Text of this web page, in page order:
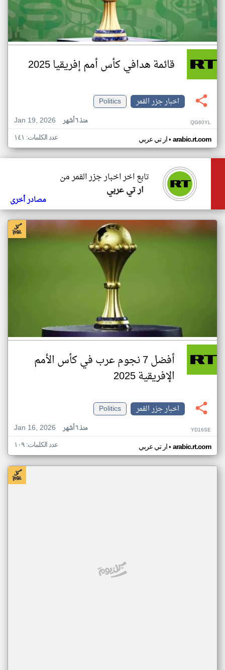
قائمة هدافي كأس أمم إفريقيا 2025
اخبار جزر القمر
Politics
Jan 19, 2026
منذ ٦ أشهر QG60YL
ار تي عربي• arabic.rt.com عدد الكلمات: ١٤١
تابع اخر اخبار جزر القمر من
ار تي عربي
مصادر أخرى
أفضل 7 نجوم عرب في كأس الأمم
الإفريقية 2025
اخبار جزر القمر
Politics
Jan 16, 2026
منذ ٦ أشهر YD16SE
ار تي عربي• arabic.rt.com عدد الكلمات: ١٠٩